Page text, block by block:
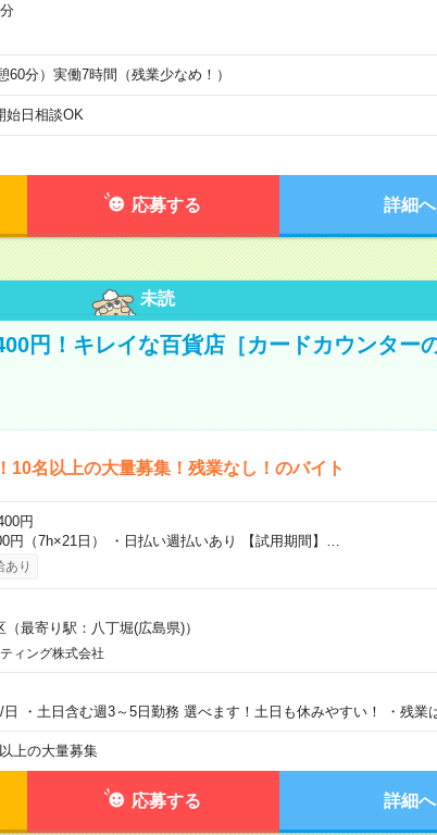
60分）実働7時間（残業少なめ！）
日相談OK
応募する 詳細へ
未読
円！キレイな百貨店［カードカウンターの
10名以上の大量募集！残業なし！のバイト
円
円（7h×21日） ・日払い週払いあり 【試用期間】…
あり
最寄り駅：八丁堀(広島県)）
ィング株式会社
・土日含む週3～5日勤務 選べます！土日も休みやすい！ ・残業
上の大量募集
応募する 詳細へ